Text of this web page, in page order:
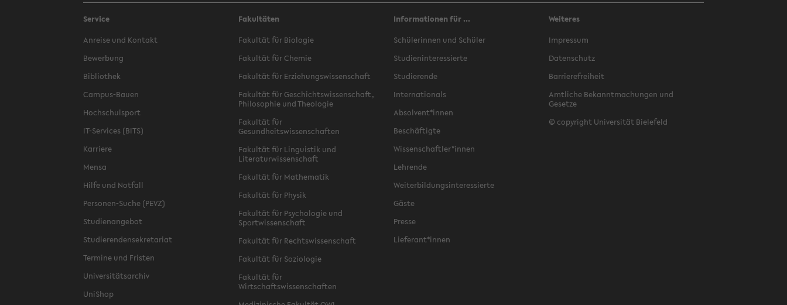
Service
Anreise und Kontakt
Bewerbung
Bibliothek
Campus-Bauen
Hochschulsport
IT-Services (BITS)
Karriere
Mensa
Hilfe und Notfall
Personen-Suche (PEVZ)
Studienangebot
Studierendensekretariat
Termine und Fristen
Universitätsarchiv
UniShop
Fakultäten
Fakultät für Biologie
Fakultät für Chemie
Fakultät für Erziehungswissenschaft
Fakultät für Geschichtswissenschaft,
Philosophie und Theologie
Fakultät für
Gesundheitswissenschaften
Fakultät für Linguistik und
Literaturwissenschaft
Fakultät für Mathematik
Fakultät für Physik
Fakultät für Psychologie und
Sportwissenschaft
Fakultät für Rechtswissenschaft
Fakultät für Soziologie
Fakultät für
Wirtschaftswissenschaften
Informationen für ...
Schülerinnen und Schüler
Studieninteressierte
Studierende
Internationals
Absolvent*innen
Beschäftigte
Wissenschaftler*innen
Lehrende
Weiterbildungsinteressierte
Gäste
Presse
Lieferant*innen
Weiteres
Impressum
Datenschutz
Barrierefreiheit
Amtliche Bekanntmachungen und
Gesetze
© copyright Universität Bielefeld